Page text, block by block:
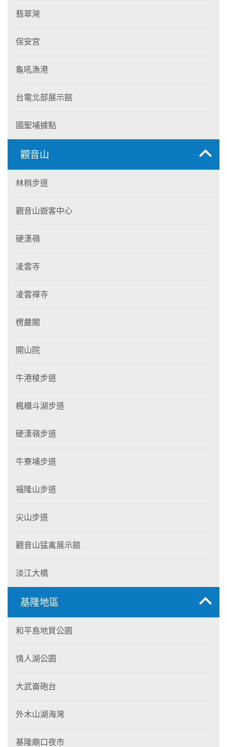
翡翠灣
保安宮
龜吼漁港
台電北部展示館
國聖埔據點
觀音山
林梢步道
觀音山遊客中心
硬漢嶺
凌雲寺
凌雲禪寺
楞嚴閣
開山院
牛港稜步道
楓櫃斗湖步道
硬漢嶺步道
牛寮埔步道
福隆山步道
尖山步道
觀音山猛禽展示館
淡江大橋
基隆地區
和平島地質公園
情人湖公園
大武崙砲台
外木山湖海灣
基隆廟口夜市